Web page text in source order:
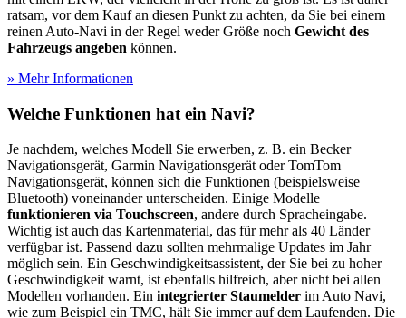
ratsam, vor dem Kauf an diesen Punkt zu achten, da Sie bei einem
reinen Auto-Navi in der Regel weder Größe noch Gewicht des
Fahrzeugs angeben können.
» Mehr Informationen
Welche Funktionen hat ein Navi?
Je nachdem, welches Modell Sie erwerben, z. B. ein Becker
Navigationsgerät, Garmin Navigationsgerät oder TomTom
Navigationsgerät, können sich die Funktionen (beispielsweise
Bluetooth) voneinander unterscheiden. Einige Modelle
funktionieren via Touchscreen, andere durch Spracheingabe.
Wichtig ist auch das Kartenmaterial, das für mehr als 40 Länder
verfügbar ist. Passend dazu sollten mehrmalige Updates im Jahr
möglich sein. Ein Geschwindigkeitsassistent, der Sie bei zu hoher
Geschwindigkeit warnt, ist ebenfalls hilfreich, aber nicht bei allen
Modellen vorhanden. Ein integrierter Staumelder im Auto Navi,
wie zum Beispiel ein TMC, hält Sie immer auf dem Laufenden. Die